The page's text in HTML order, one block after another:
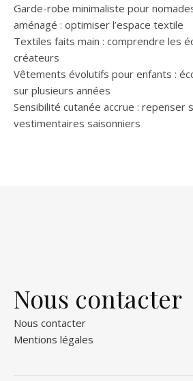
Garde-robe minimaliste pour
aménagé : optimiser l’espace textile
Textiles faits main : comprendre les
créateurs
Vêtements évolutifs pour enfants :
sur plusieurs années
Sensibilité cutanée accrue : repenser
vestimentaires saisonniers
Nous contacter
Nous contacter
Mentions légales